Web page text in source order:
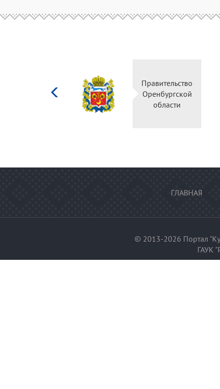
культуры
Российской
Правительство
Оренбургской
области
ГЛАВНАЯ
© 2013-2026 Портал
ГАУК